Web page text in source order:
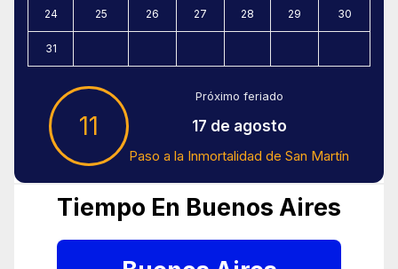
24 25 26 27 28 29 30
31
11
Próximo feriado
17 de agosto
Paso a la Inmortalidad de San Martín
Tiempo En Buenos Aires